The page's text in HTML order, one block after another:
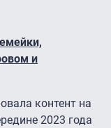
и
контент на
2023 года